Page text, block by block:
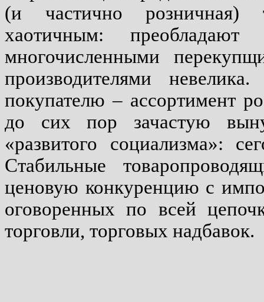
(и частично розничная)
хаотичным:
многочисленными
производителями
покупателю – ассортимент
до сих пор зачастую
«развитого социализма»:
Стабильные
ценовую конкуренцию с
оговоренных по всей
торговли, торговых надбавок.